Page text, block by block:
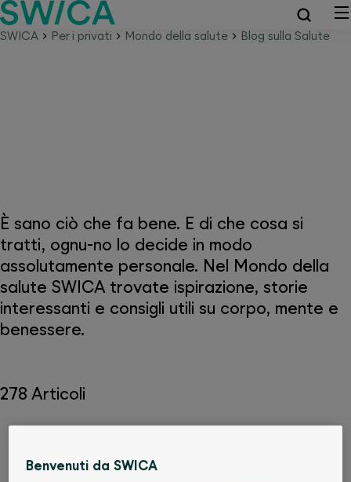
SWICA Per i privati Mondo della salute Blog sulla Salute
È sano ciò che fa bene. E di che cosa si
tratti, ognu-no lo decide in modo
assolutamente personale. Nel Mondo della
salute SWICA trovate ispirazione, storie
interessanti e consigli utili su corpo, mente e
benessere.
278 Articoli
Psiche e benessere
Servizi medici
Benvenuti da SWICA